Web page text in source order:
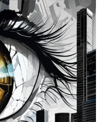
ambientais e sociais
inquietações sobre o papel
em relação ao
de comunidades pioneiras
a necessidade de
revela uma tensão
corporativos.